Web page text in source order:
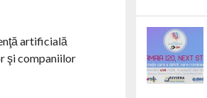
artificială
şi companiilor